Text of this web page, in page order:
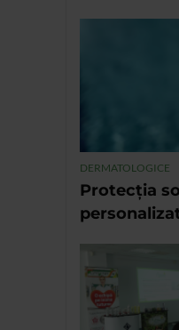
DERMATOLOGICE
Protecția